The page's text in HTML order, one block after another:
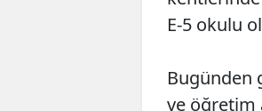
E-5 okulu
Bugünden
ve öğretim